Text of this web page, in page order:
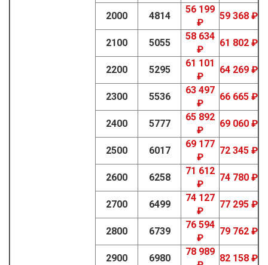
2000
4814
56 199
₽
59 368 ₽
2100 5055
58 634
₽
61 802 ₽
2200 5295
61 101
₽
64 269 ₽
2300 5536
63 497
₽
66 665 ₽
2400 5777
65 892
₽
69 060 ₽
2500 6017
69 177
₽
72 345 ₽
2600 6258
71 612
₽
74 780 ₽
2700 6499
74 127
₽
77 295 ₽
2800 6739
76 594
₽
79 762 ₽
2900 6980
78 989
82 158 ₽